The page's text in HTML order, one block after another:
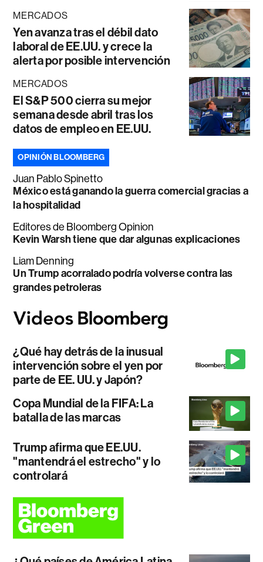
MERCADOS
Yen avanza tras el débil dato
laboral de EE.UU. y crece la
alerta por posible intervención
MERCADOS
El S&P 500 cierra su mejor
semana desde abril tras los
datos de empleo en EE.UU.
OPINIÓN BLOOMBERG
Juan Pablo Spinetto
México está ganando la guerra comercial gracias a
la hospitalidad
Editores de Bloomberg Opinion
Kevin Warsh tiene que dar algunas explicaciones
Liam Denning
Un Trump acorralado podría volverse contra las
grandes petroleras
¿Qué hay detrás de la inusual
intervención sobre el yen por
parte de EE. UU. y Japón?
Copa Mundial de la FIFA: La
batalla de las marcas
Trump afirma que EE.UU.
"mantendrá el estrecho" y lo
controlará